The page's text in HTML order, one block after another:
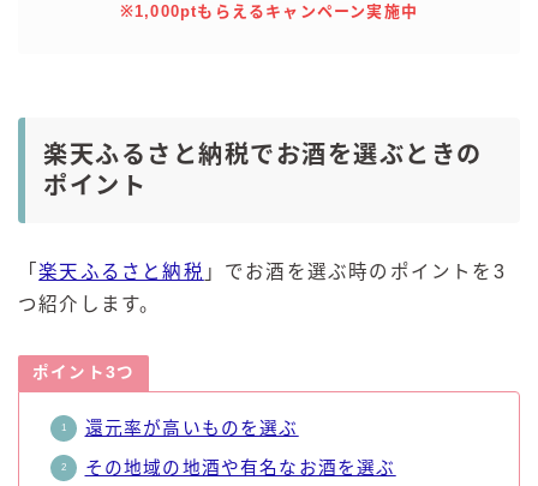
※1,000ptもらえるキャンペーン実施中
楽天ふるさと納税でお酒を選ぶときの
ポイント
「楽天ふるさと納税 」でお酒を選ぶ時のポイントを3
つ紹介します。
ポイント3つ
還元率が高いものを選ぶ
その地域の地酒や有名なお酒を選ぶ